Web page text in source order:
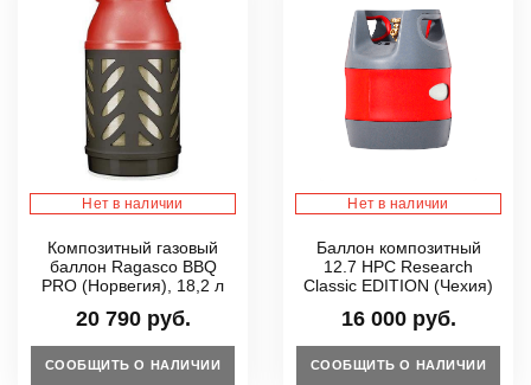
Нет в наличии
Композитный газовый
баллон Ragasco BBQ
PRO (Норвегия), 18,2 л
20 790 руб.
СООБЩИТЬ О НАЛИЧИИ
Нет в наличии
Баллон композитный
12.7 HPC Research
Classic EDITION (Чехия)
16 000 руб.
СООБЩИТЬ О НАЛИЧИИ